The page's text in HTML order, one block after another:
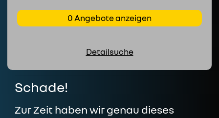
0 Angebote anzeigen
Detailsuche
Schade!
Zur Zeit haben wir genau dieses